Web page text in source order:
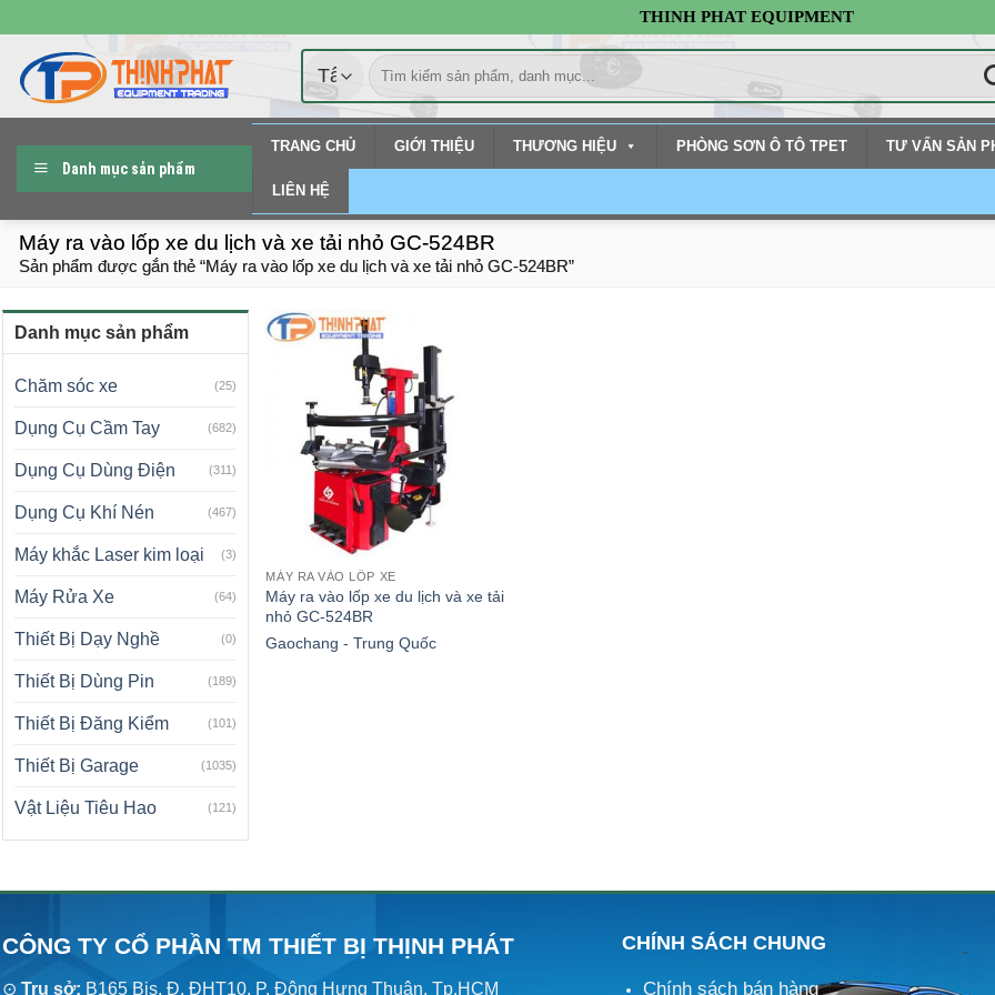
đến
nội
dung
THINH PHAT EQUIPMENT
Tìm
kiếm:
Danh mục sản phẩm
TRANG CHỦ GIỚI THIỆU THƯƠNG HIỆU PHÒNG SƠN Ô TÔ TPET TƯ VẤN SẢN
LIÊN HỆ
Máy ra vào lốp xe du lịch và xe tải nhỏ GC-524BR
Sản phẩm được gắn thẻ “Máy ra vào lốp xe du lịch và xe tải nhỏ GC-524BR”
Danh mục sản phẩm
Chăm sóc xe (25)
Dụng Cụ Cầm Tay (682)
Dụng Cụ Dùng Điện (311)
Dụng Cụ Khí Nén (467)
Máy khắc Laser kim loại (3)
Máy Rửa Xe (64)
Thiết Bị Dạy Nghề (0)
Thiết Bị Dùng Pin (189)
Thiết Bị Đăng Kiểm (101)
Thiết Bị Garage (1035)
Vật Liệu Tiêu Hao (121)
MÁY RA VÀO LỐP XE
Máy ra vào lốp xe du lịch và xe tải
nhỏ GC-524BR
Gaochang - Trung Quốc
CÔNG TY CỔ PHẦN TM THIẾT BỊ THỊNH PHÁT
⊙ Trụ sở: B165 Bis, Đ. ĐHT10, P. Đông Hưng Thuận, Tp.HCM
CHÍNH SÁCH CHUNG
Chính sách bán hàng